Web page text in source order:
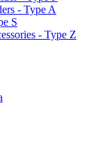
- Type A
S
- Type Z